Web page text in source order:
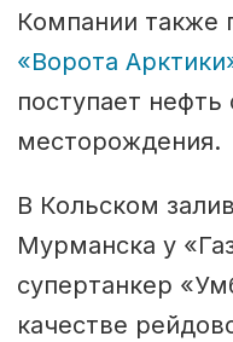
Компании также
«Ворота
поступает
месторождения.
В Кольском
Мурманска у
супертанкер
качестве